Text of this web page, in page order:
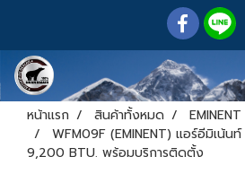
หน้าแรก สินค้าทั้งหมด EMINENT
WFM09F (EMINENT) แอร์อีมิเน้
9,200 BTU. พร้อมบริการติดตั้ง